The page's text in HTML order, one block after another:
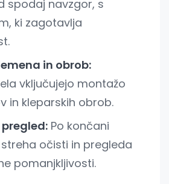
spodaj navzgor, s
ki zagotavlja
in obrob:
vključujejo montažo
in kleparskih obrob.
Po končani
očisti in pregleda
pomanjkljivosti.